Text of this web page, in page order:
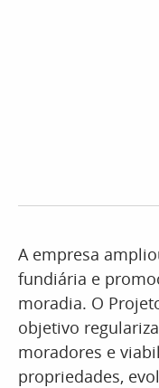
A empresa
fundiária e
moradia. O
objetivo
moradores e
propriedades,